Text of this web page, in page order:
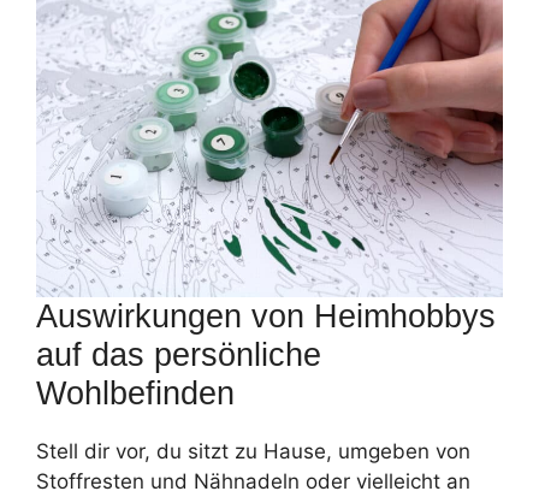
Auswirkungen von Heimhobbys
auf das persönliche
Wohlbefinden
Stell dir vor, du sitzt zu Hause, umgeben von
Stoffresten und Nähnadeln oder vielleicht an